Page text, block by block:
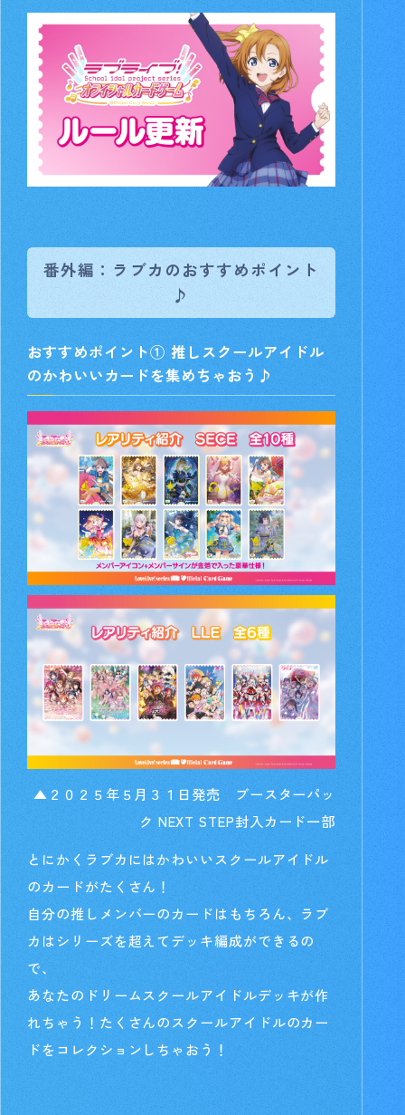
番外編：ラブカのおすすめポイント
♪
おすすめポイント① 推しスクールアイドル
のかわいいカードを集めちゃおう♪
▲２０２５年５月３１日発売 ブースターパッ
ク NEXT STEP封入カード一部
とにかくラブカにはかわいいスクールアイドル
のカードがたくさん！
自分の推しメンバーのカードはもちろん、ラブ
カはシリーズを超えてデッキ編成ができるの
で、
あなたのドリームスクールアイドルデッキが作
れちゃう！たくさんのスクールアイドルのカー
ドをコレクションしちゃおう！